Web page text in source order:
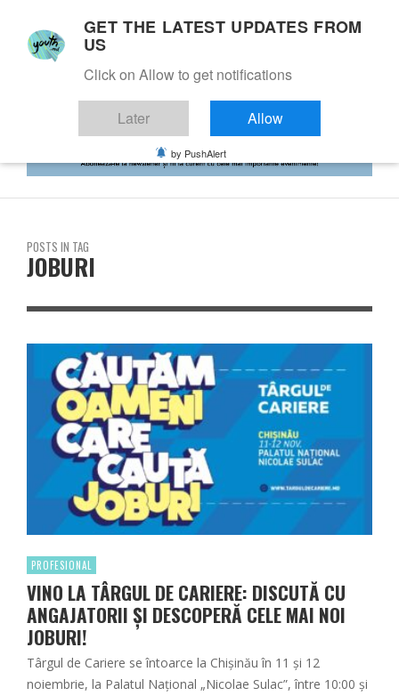
POSTS IN TAG
JOBURI
PROFESIONAL
VINO LA TÂRGUL DE CARIERE: DISCUTĂ CU
ANGAJATORII ȘI DESCOPERĂ CELE MAI NOI
JOBURI!
Târgul de Cariere se întoarce la Chișinău în 11 și 12
noiembrie, la Palatul Național „Nicolae Sulac”, între 10:00 și
GET THE LATEST UPDATES FROM
US
Click on Allow to get notifications
Later Allow
by PushAlert